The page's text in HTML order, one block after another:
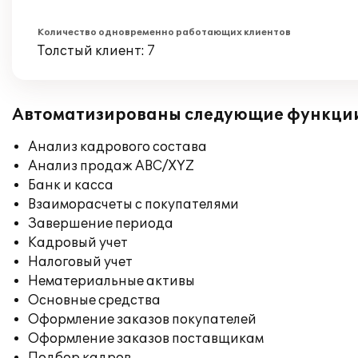
Количество одновременно работающих клиентов
Толстый клиент: 7
Автоматизированы следующие
Анализ кадрового состава
Анализ продаж ABC/XYZ
Банк и касса
Взаиморасчеты с покупателями
Завершение периода
Кадровый учет
Налоговый учет
Нематериальные активы
Основные средства
Оформление заказов покупателей
Оформление заказов поставщикам